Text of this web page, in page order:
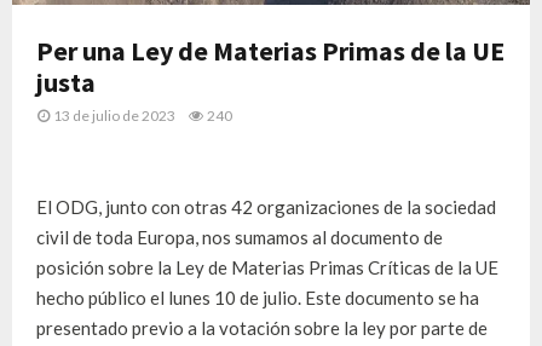
Per una Ley de Materias Primas de la UE
justa
13 de julio de 2023 240
El ODG, junto con otras 42 organizaciones de la sociedad
civil de toda Europa, nos sumamos al documento de
posición sobre la Ley de Materias Primas Críticas de la UE
hecho público el lunes 10 de julio. Este documento se ha
presentado previo a la votación sobre la ley por parte de